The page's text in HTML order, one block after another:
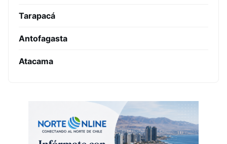
Tarapacá
Antofagasta
Atacama